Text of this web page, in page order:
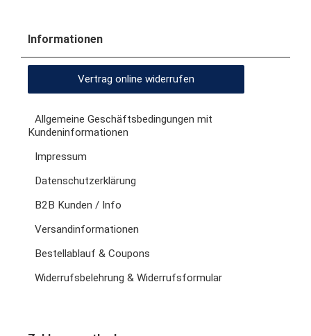
Informationen
Vertrag online widerrufen
Allgemeine Geschäftsbedingungen mit
Kundeninformationen
Impressum
Datenschutzerklärung
B2B Kunden / Info
Versandinformationen
Bestellablauf & Coupons
Widerrufsbelehrung & Widerrufsformular